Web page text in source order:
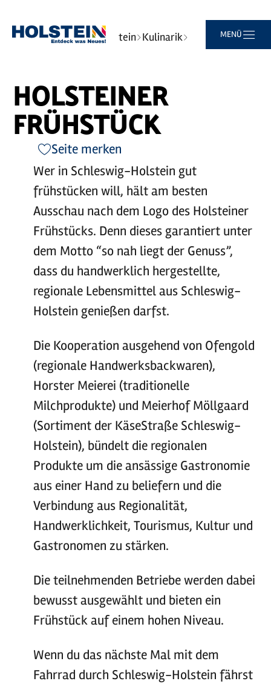
Hauptinhalt
Suche
Navigation
Footer
MENÜ
Sie
Startseite Typisch Holstein Kulinarik
HOLSTEINER
FRÜHSTÜCK
Seite merken
Wer in Schleswig-Holstein gut
frühstücken will, hält am besten
Ausschau nach dem Logo des Holsteiner
Frühstücks. Denn dieses garantiert unter
dem Motto “so nah liegt der Genuss”,
dass du handwerklich hergestellte,
regionale Lebensmittel aus Schleswig-
Holstein genießen darfst.
Die Kooperation ausgehend von Ofengold
(regionale Handwerksbackwaren),
Horster Meierei (traditionelle
Milchprodukte) und Meierhof Möllgaard
(Sortiment der KäseStraße Schleswig-
Holstein), bündelt die regionalen
Produkte um die ansässige Gastronomie
aus einer Hand zu beliefern und die
Verbindung aus Regionalität,
Handwerklichkeit, Tourismus, Kultur und
Gastronomen zu stärken.
Die teilnehmenden Betriebe werden dabei
bewusst ausgewählt und bieten ein
Frühstück auf einem hohen Niveau.
Wenn du das nächste Mal mit dem
Fahrrad durch Schleswig-Holstein fährst